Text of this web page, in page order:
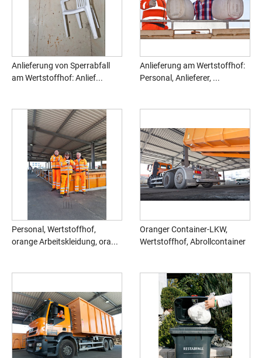
Anlieferung von Sperrabfall
am Wertstoffhof: Anlief...
Anlieferung am Wertstoffhof:
Personal, Anlieferer, ...
Personal, Wertstoffhof,
orange Arbeitskleidung, ora...
Oranger Container-LKW,
Wertstoffhof, Abrollcontainer